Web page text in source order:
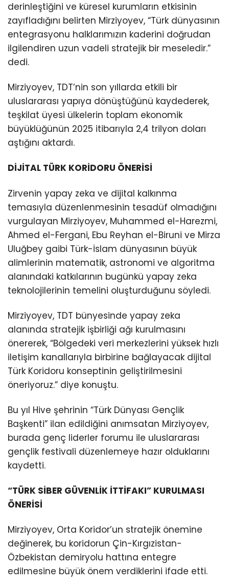
derinleştiğini ve küresel kurumların etkisinin
zayıfladığını belirten Mirziyoyev, “Türk dünyasının
entegrasyonu halklarımızın kaderini doğrudan
ilgilendiren uzun vadeli stratejik bir meseledir.”
dedi.
Mirziyoyev, TDT’nin son yıllarda etkili bir
uluslararası yapıya dönüştüğünü kaydederek,
teşkilat üyesi ülkelerin toplam ekonomik
büyüklüğünün 2025 itibarıyla 2,4 trilyon doları
aştığını aktardı.
DİJİTAL TÜRK KORİDORU ÖNERİSİ
Zirvenin yapay zeka ve dijital kalkınma
temasıyla düzenlenmesinin tesadüf olmadığını
vurgulayan Mirziyoyev, Muhammed el-Harezmi,
Ahmed el-Fergani, Ebu Reyhan el-Biruni ve Mirza
Uluğbey gaibi Türk-İslam dünyasının büyük
alimlerinin matematik, astronomi ve algoritma
alanındaki katkılarının bugünkü yapay zeka
teknolojilerinin temelini oluşturduğunu söyledi.
Mirziyoyev, TDT bünyesinde yapay zeka
alanında stratejik işbirliği ağı kurulmasını
önererek, “Bölgedeki veri merkezlerini yüksek hızlı
iletişim kanallarıyla birbirine bağlayacak dijital
Türk Koridoru konseptinin geliştirilmesini
öneriyoruz.” diye konuştu.
Bu yıl Hive şehrinin “Türk Dünyası Gençlik
Başkenti” ilan edildiğini anımsatan Mirziyoyev,
burada genç liderler forumu ile uluslararası
gençlik festivali düzenlemeye hazır olduklarını
kaydetti.
“TÜRK SİBER GÜVENLİK İTTİFAKI” KURULMASI
ÖNERİSİ
Mirziyoyev, Orta Koridor’un stratejik önemine
değinerek, bu koridorun Çin-Kırgızistan-
Özbekistan demiryolu hattına entegre
edilmesine büyük önem verdiklerini ifade etti.